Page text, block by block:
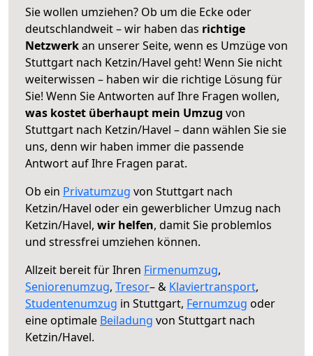
Sie wollen umziehen? Ob um die Ecke oder
deutschlandweit – wir haben das richtige
Netzwerkan unserer Seite, wenn es Umzüge von
Stuttgart nach Ketzin/Havel geht! Wenn Sie nicht
weiterwissen – haben wir die richtige Lösung für
Sie! Wenn Sie Antworten auf Ihre Fragen wollen,
was kostet überhaupt mein Umzug von
Stuttgart nach Ketzin/Havel – dann wählen Sie sie
uns, denn wir haben immer die passende
Antwort auf Ihre Fragen parat.
Ob ein Privatumzug von Stuttgart nach
Ketzin/Havel oder ein gewerblicher Umzug nach
Ketzin/Havel, wir helfen, damit Sie problemlos
und stressfrei umziehen können.
Allzeit bereit für Ihren Firmenumzug,
Seniorenumzug, Tresor– & Klaviertransport,
Studentenumzug in Stuttgart, Fernumzug oder
eine optimale Beiladung von Stuttgart nach
Ketzin/Havel.